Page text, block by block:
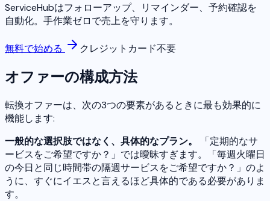
ServiceHubはフォローアップ、リマインダー、予約確認を
自動化。手作業ゼロで売上を守ります。
無料で始める クレジットカード不要
オファーの構成方法
転換オファーは、次の3つの要素があるときに最も効果的に
機能します:
一般的な選択肢ではなく、具体的なプラン。
「定期的なサ
ービスをご希望ですか？」では曖昧すぎます。「毎週火曜日
の今日と同じ時間帯の隔週サービスをご希望ですか？」のよ
うに、すぐにイエスと言えるほど具体的である必要がありま
す。